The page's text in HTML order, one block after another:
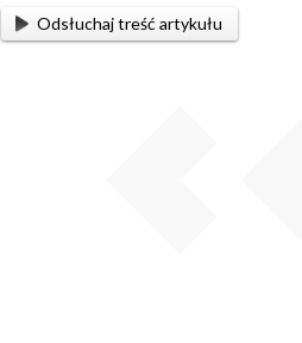
Odsłuchaj treść artykułu